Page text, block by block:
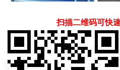
扫描二维码可快